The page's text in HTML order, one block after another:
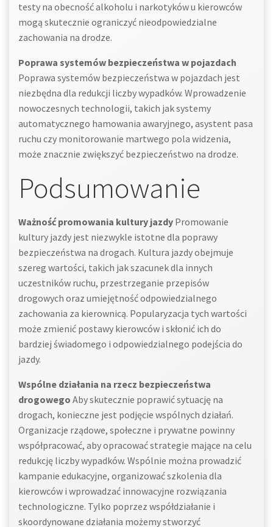
testy na obecność alkoholu i narkotyków u kierowców
mogą skutecznie ograniczyć nieodpowiedzialne
zachowania na drodze.
Poprawa systemów bezpieczeństwa w pojazdach
Poprawa systemów bezpieczeństwa w pojazdach jest
niezbędna dla redukcji liczby wypadków. Wprowadzenie
nowoczesnych technologii, takich jak systemy
automatycznego hamowania awaryjnego, asystent pasa
ruchu czy monitorowanie martwego pola widzenia,
może znacznie zwiększyć bezpieczeństwo na drodze.
Podsumowanie
Ważność promowania kultury jazdy Promowanie
kultury jazdy jest niezwykle istotne dla poprawy
bezpieczeństwa na drogach. Kultura jazdy obejmuje
szereg wartości, takich jak szacunek dla innych
uczestników ruchu, przestrzeganie przepisów
drogowych oraz umiejętność odpowiedzialnego
zachowania za kierownicą. Popularyzacja tych wartości
może zmienić postawy kierowców i skłonić ich do
bardziej świadomego i odpowiedzialnego podejścia do
jazdy.
Wspólne działania na rzecz bezpieczeństwa
drogowego Aby skutecznie poprawić sytuację na
drogach, konieczne jest podjęcie wspólnych działań.
Organizacje rządowe, społeczne i prywatne powinny
współpracować, aby opracować strategie mające na celu
redukcję liczby wypadków. Wspólnie można prowadzić
kampanie edukacyjne, organizować szkolenia dla
kierowców i wprowadzać innowacyjne rozwiązania
technologiczne. Tylko poprzez współdziałanie i
skoordynowane działania możemy stworzyć